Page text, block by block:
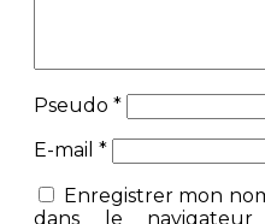
Pseudo *
E-mail *
Enregistrer mon
dans le